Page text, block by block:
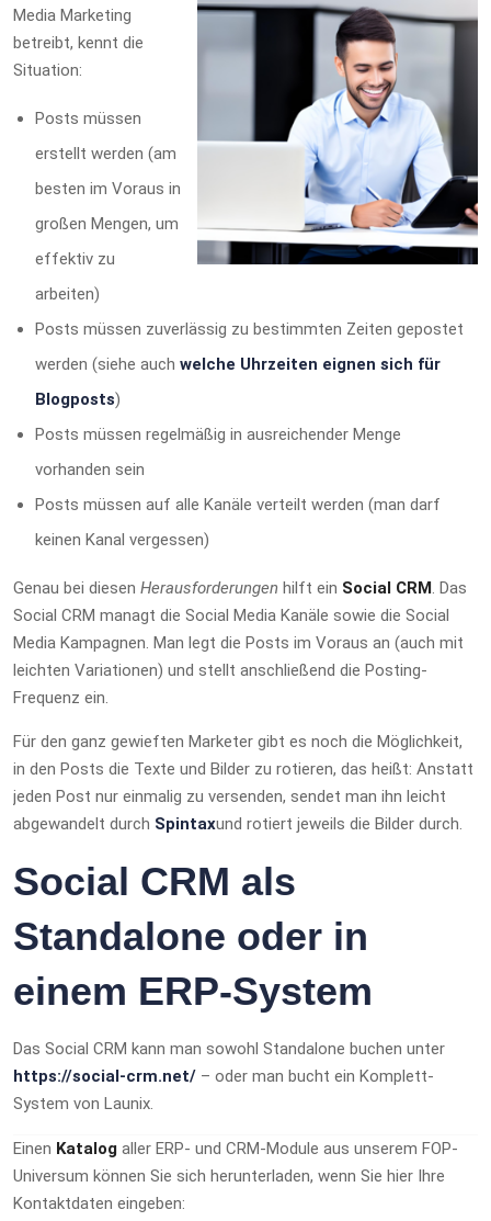
Media Marketing
betreibt, kennt die
Situation:
Posts müssen
erstellt werden (am
besten im Voraus in
großen Mengen, um
effektiv zu
arbeiten)
Posts müssen zuverlässig zu bestimmten Zeiten gepostet
werden (siehe auch welche Uhrzeiten eignen sich für
Blogposts)
Posts müssen regelmäßig in ausreichender Menge
vorhanden sein
Posts müssen auf alle Kanäle verteilt werden (man darf
keinen Kanal vergessen)
Genau bei diesen Herausforderungen hilft ein Social CRM . Das
Social CRM managt die Social Media Kanäle sowie die Social
Media Kampagnen. Man legt die Posts im Voraus an (auch mit
leichten Variationen) und stellt anschließend die Posting-
Frequenz ein.
Für den ganz gewieften Marketer gibt es noch die Möglichkeit,
in den Posts die Texte und Bilder zu rotieren, das heißt: Anstatt
jeden Post nur einmalig zu versenden, sendet man ihn leicht
abgewandelt durch Spintaxund rotiert jeweils die Bilder durch.
Social CRM als
Standalone oder in
einem ERP-System
Das Social CRM kann man sowohl Standalone buchen unter
https://social-crm.net/ – oder man bucht ein Komplett-
System von Launix.
Einen Katalog aller ERP- und CRM-Module aus unserem FOP-
Universum können Sie sich herunterladen, wenn Sie hier Ihre
Kontaktdaten eingeben: